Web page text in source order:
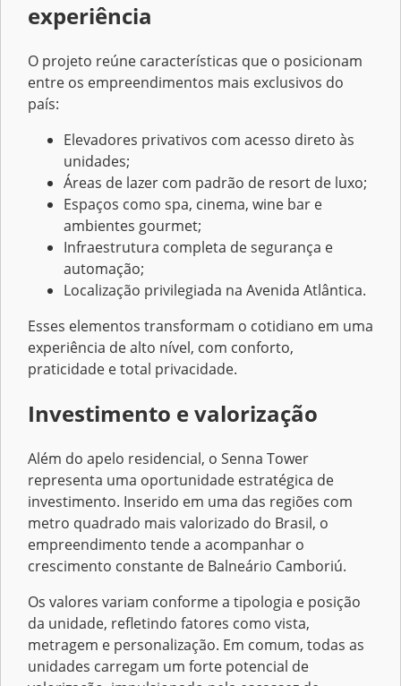
experiência
O projeto reúne características que o posicionam
entre os empreendimentos mais exclusivos do
país:
Elevadores privativos com acesso direto às
unidades;
Áreas de lazer com padrão de resort de luxo;
Espaços como spa, cinema, wine bar e
ambientes gourmet;
Infraestrutura completa de segurança e
automação;
Localização privilegiada na Avenida Atlântica.
Esses elementos transformam o cotidiano em uma
experiência de alto nível, com conforto,
praticidade e total privacidade.
Investimento e valorização
Além do apelo residencial, o Senna Tower
representa uma oportunidade estratégica de
investimento. Inserido em uma das regiões com
metro quadrado mais valorizado do Brasil, o
empreendimento tende a acompanhar o
crescimento constante de Balneário Camboriú.
Os valores variam conforme a tipologia e posição
da unidade, refletindo fatores como vista,
metragem e personalização. Em comum, todas as
unidades carregam um forte potencial de